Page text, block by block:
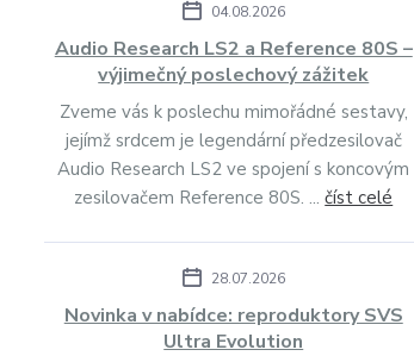
04.08.2026
Audio Research LS2 a Reference 80S –
výjimečný poslechový zážitek
Zveme vás k poslechu mimořádné sestavy,
jejímž srdcem je legendární předzesilovač
Audio Research LS2 ve spojení s koncovým
zesilovačem Reference 80S. ...číst celé
28.07.2026
Novinka v nabídce: reproduktory SVS
Ultra Evolution